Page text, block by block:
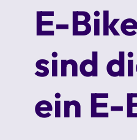
E-
sind
ein E-